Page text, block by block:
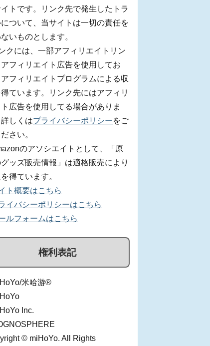
トです。リンク先で発生したトラ
ついて、当サイトは一切の責任を
いものとします。
クには、一部アフィリエイトリン
アフィリエイト広告を使用してお
アフィリエイトプログラムによる収
ています。リンク先にはアフィリ
広告を使用してる場合がありま
しくはプライバシーポリシーをご
さい。
のアソシエイトとして、「原
ッズ販売情報」は適格販売により
得ています。
ト概要はこちら
イバシーポリシーはこちら
ルフォームはこちら
権利表記
米哈游®
Inc.
© miHoYo. All Rights